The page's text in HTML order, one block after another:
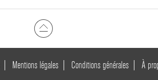
Mentions légales Conditions générales À